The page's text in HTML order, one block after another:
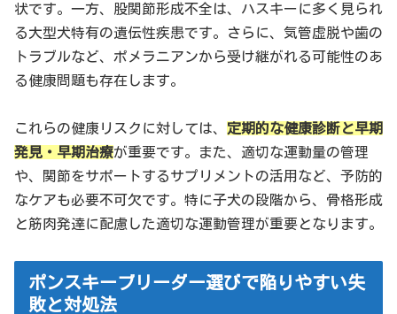
状です。一方、股関節形成不全は、ハスキーに多く見られ
る大型犬特有の遺伝性疾患です。さらに、気管虚脱や歯の
トラブルなど、ポメラニアンから受け継がれる可能性のあ
る健康問題も存在します。
これらの健康リスクに対しては、 定期的な健康診断と早期
発見・早期治療が重要です。また、適切な運動量の管理
や、関節をサポートするサプリメントの活用など、予防的
なケアも必要不可欠です。特に子犬の段階から、骨格形成
と筋肉発達に配慮した適切な運動管理が重要となります。
ポンスキーブリーダー選びで陥りやすい失
敗と対処法